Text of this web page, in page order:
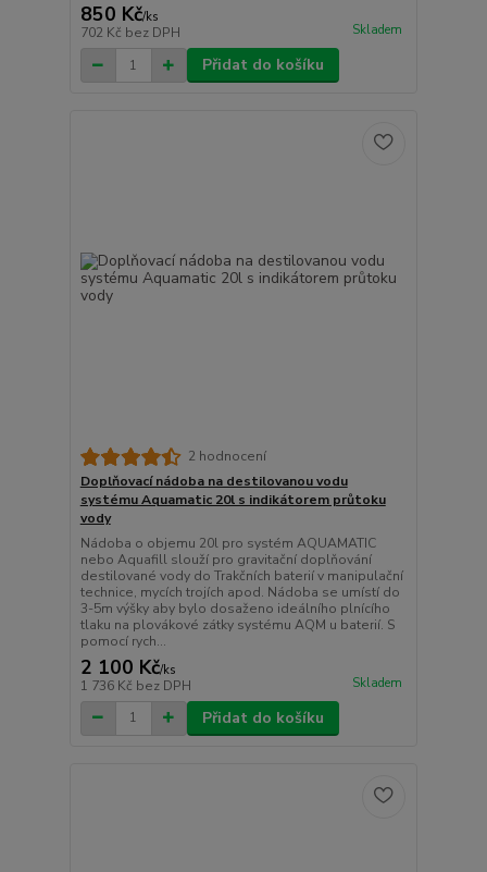
850 Kč/ks
702 Kč bez DPH Skladem
Přidat do košíku
2 hodnocení
Doplňovací nádoba na destilovanou vodu
systému Aquamatic 20l s indikátorem průtoku
vody
Nádoba o objemu 20l pro systém AQUAMATIC
nebo Aquafill slouží pro gravitační doplňování
destilované vody do Trakčních baterií v manipulační
technice, mycích trojích apod. Nádoba se umístí do
3-5m výšky aby bylo dosaženo ideálního plnícího
tlaku na plovákové zátky systému AQM u baterií. S
pomocí rych...
2 100 Kč/ks
1 736 Kč bez DPH Skladem
Přidat do košíku